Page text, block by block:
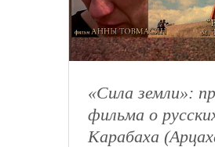
«Сила земли»:
фильма о
Карабаха